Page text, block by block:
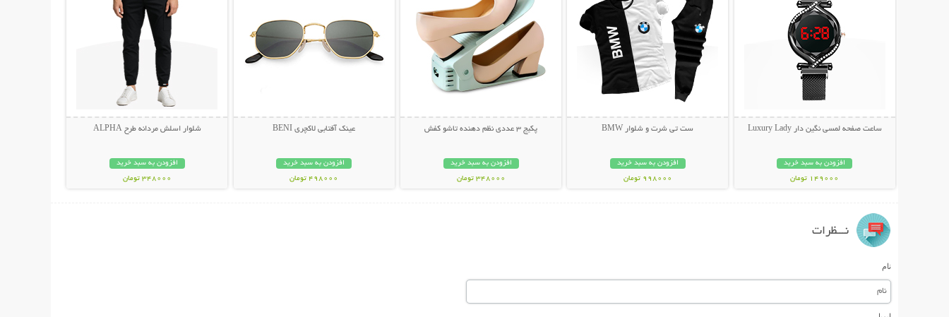
ساعت صفحه لمسی نگین دار Luxury Lady
افزودن به سبد خرید
149000 تومان
ست تی شرت و شلوار BMW
افزودن به سبد خرید
998000 تومان
پکیج 3 عددی نظم دهنده تاشو کفش
افزودن به سبد خرید
348000 تومان
عینک آفتابی لاکچری BENI
افزودن به سبد خرید
498000 تومان
شلوار اسلش مردانه طرح ALPHA
افزودن به سبد خرید
348000 تومان
نـــظرات
نام